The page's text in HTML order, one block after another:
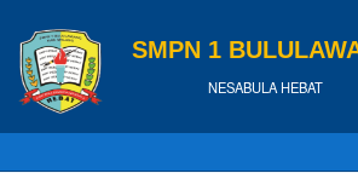
SMPN 1
NESABULA HEBAT